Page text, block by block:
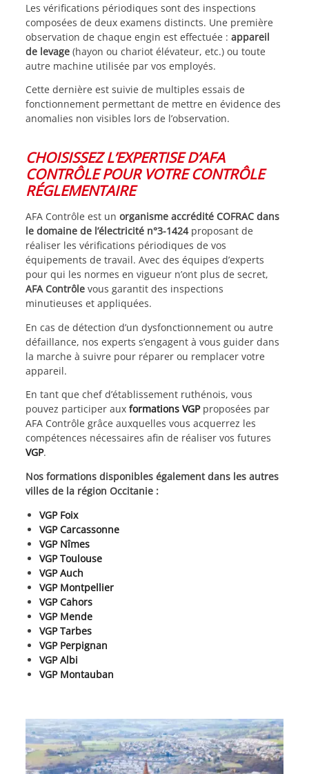
Les vérifications périodiques sont des inspections
composées de deux examens distincts. Une première
observation de chaque engin est effectuée :appareil
de levage (hayon ou chariot élévateur, etc.) ou toute
autre machine utilisée par vos employés.
Cette dernière est suivie de multiples essais de
fonctionnement permettant de mettre en évidence des
anomalies non visibles lors de l’observation.
CHOISISSEZ L’EXPERTISE D’AFA
CONTRÔLE POUR VOTRE CONTRÔLE
RÉGLEMENTAIRE
AFA Contrôle est unorganisme accrédité COFRAC dans
le domaine de l’électricité n°3-1424proposant de
réaliser les vérifications périodiques de vos
équipements de travail. Avec des équipes d’experts
pour qui les normes en vigueur n’ont plus de secret,
AFA Contrôle vous garantit des inspections
minutieuses et appliquées.
En cas de détection d’un dysfonctionnement ou autre
défaillance, nos experts s’engagent à vous guider dans
la marche à suivre pour réparer ou remplacer votre
appareil.
En tant que chef d’établissement ruthénois, vous
pouvez participer auxformations VGPproposées par
AFA Contrôle grâce auxquelles vous acquerrez les
compétences nécessaires afin de réaliser vos futures
VGP.
Nos formations disponibles également dans les autres
villes de la région Occitanie :
VGP Foix
VGP Carcassonne
VGP Nîmes
VGP Toulouse
VGP Auch
VGP Montpellier
VGP Cahors
VGP Mende
VGP Tarbes
VGP Perpignan
VGP Albi
VGP Montauban